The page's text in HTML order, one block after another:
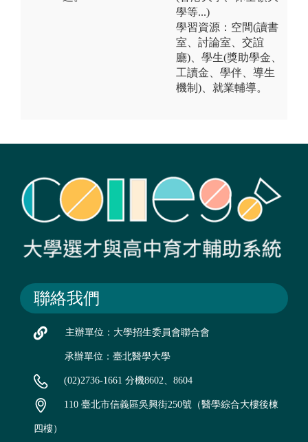
學等...)
學習資源：空間(讀書
室、討論室、交誼
廳)、學生(獎助學金、
工讀金、學伴、導生
機制)、就業輔導。
聯絡我們
主辦單位：大學招生委員會聯合會
承辦單位：臺北醫學大學
(02)2736-1661 分機8602、8604
110 臺北市信義區吳興街250號（醫學綜合大樓後棟
四樓）